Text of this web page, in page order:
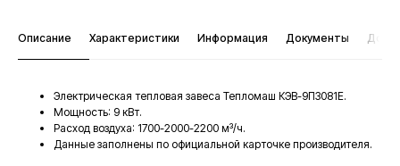
Описание Характеристики Информация Документы
Электрическая тепловая завеса Тепломаш КЭВ-9П3081E.
Мощность: 9 кВт.
Расход воздуха: 1700-2000-2200 м³/ч.
Данные заполнены по официальной карточке производителя.